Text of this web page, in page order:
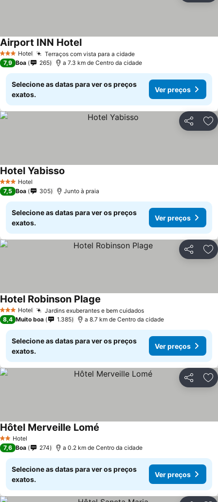
3 EstrelasHotel Terraços com vista para a cidade
Airport INN Hotel
7,9 Boa 265 a 7.3 km de Centro da cidade
Selecione as datas para ver os preços
exatos.
Ver preços
Partilhar
3 EstrelasHotel
Hotel Yabisso
7,5 Boa 305 Junto à praia
Selecione as datas para ver os preços
exatos.
Ver preços
Partilhar
3 EstrelasHotel Jardins exuberantes e bem cuidados
Hotel Robinson Plage
8,4 Muito boa 1.385 a 8.7 km de Centro da cidade
Selecione as datas para ver os preços
exatos.
Ver preços
Partilhar
2 Estrelas
Hotel
Hôtel Merveille Lomé
7,6 Boa 274 a 0.2 km de Centro da cidade
Selecione as datas para ver os preços
exatos.
Ver preços